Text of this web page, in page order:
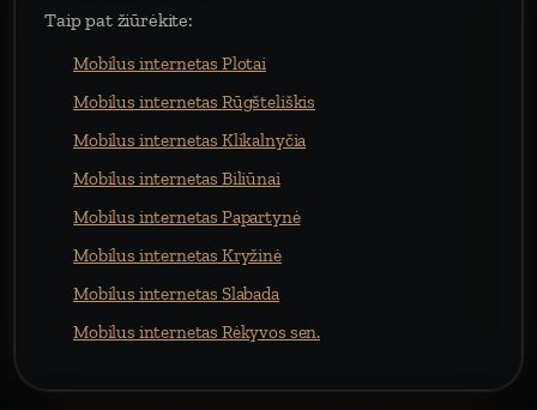
Taip pat žiūrėkite:
Mobilus internetas Plotai
Mobilus internetas Rūgšteliškis
Mobilus internetas Klikalnyčia
Mobilus internetas Biliūnai
Mobilus internetas Papartynė
Mobilus internetas Kryžinė
Mobilus internetas Slabada
Mobilus internetas Rėkyvos sen.